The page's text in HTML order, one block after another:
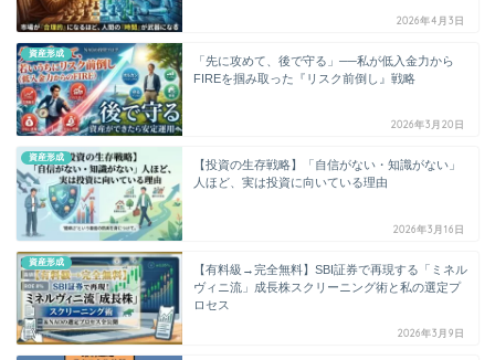
2026年4月3日
資産形成
「先に攻めて、後で守る」──私が低入金力から
FIREを掴み取った『リスク前倒し』戦略
2026年3月20日
資産形成
【投資の生存戦略】「自信がない・知識がない」
人ほど、実は投資に向いている理由
2026年3月16日
資産形成
【有料級→完全無料】SBI証券で再現する「ミネル
ヴィニ流」成長株スクリーニング術と私の選定プ
ロセス
2026年3月9日